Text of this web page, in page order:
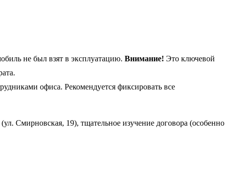
не был взят в эксплуатацию. Внимание! Это ключевой
офиса. Рекомендуется фиксировать все
Смирновская, 19), тщательное изучение договора (особенно